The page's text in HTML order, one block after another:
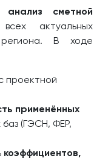
анализ сметной
актуальных
В ходе
проектной
применённых
(ГЭСН, ФЕР,
коэффициентов,